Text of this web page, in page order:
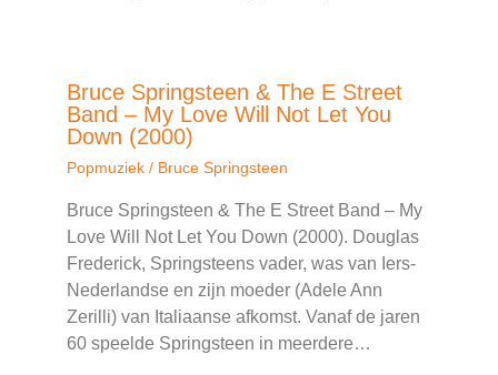
Bruce Springsteen & The E Street
Band – My Love Will Not Let You
Down (2000)
Popmuziek / Bruce Springsteen
Bruce Springsteen & The E Street Band – My
Love Will Not Let You Down (2000). Douglas
Frederick, Springsteens vader, was van Iers-
Nederlandse en zijn moeder (Adele Ann
Zerilli) van Italiaanse afkomst. Vanaf de jaren
60 speelde Springsteen in meerdere…